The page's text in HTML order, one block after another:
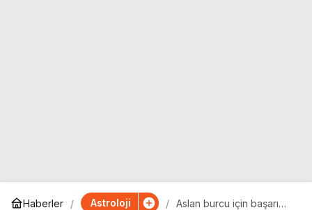
Haberler Astroloji
Aslan burcu için başarı